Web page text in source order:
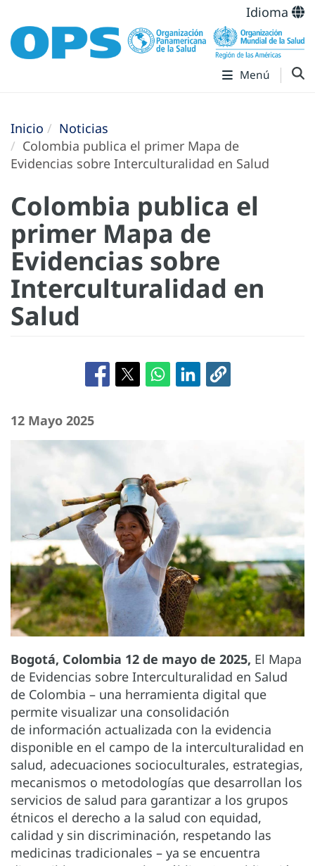
Idioma
Menú
Inicio
Noticias
Colombia publica el primer Mapa de
Evidencias sobre Interculturalidad en Salud
Colombia publica el
primer Mapa de
Evidencias sobre
Interculturalidad en
Salud
12 Mayo 2025
Bogotá, Colombia 12 de mayo de 2025, El Mapa
de Evidencias sobre Interculturalidad en Salud
de Colombia – una herramienta digital que
permite visualizar una consolidación
de información actualizada con la evidencia
disponible en el campo de la interculturalidad en
salud, adecuaciones socioculturales, estrategias,
mecanismos o metodologías que desarrollan los
servicios de salud para garantizar a los grupos
étnicos el derecho a la salud con equidad,
calidad y sin discriminación, respetando las
medicinas tradicionales – ya se encuentra